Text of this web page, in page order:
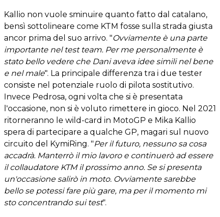
Kallio non vuole sminuire quanto fatto dal catalano,
bensì sottolineare come KTM fosse sulla strada giusta
ancor prima del suo arrivo. "Ovviamente è una parte
importante nel test team. Per me personalmente è
stato bello vedere che Dani aveva idee simili nel bene
e nel male". La principale differenza tra i due tester
consiste nel potenziale ruolo di pilota sostitutivo.
Invece Pedrosa, ogni volta che si è presentata
l'occasione, non si è voluto rimettere in gioco. Nel 2021
ritorneranno le wild-card in MotoGP e Mika Kallio
spera di partecipare a qualche GP, magari sul nuovo
circuito del KymiRing. "Per il futuro, nessuno sa cosa
accadrà. Manterrò il mio lavoro e continuerò ad essere
il collaudatore KTM il prossimo anno. Se si presenta
un'occasione salirò in moto. Ovviamente sarebbe
bello se potessi fare più gare, ma per il momento mi
sto concentrando sui test".